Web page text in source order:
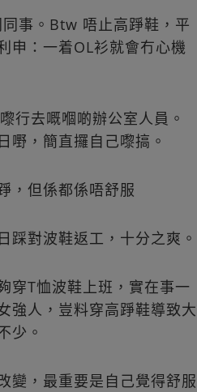
事。Btw 唔止高踭鞋，平
申：一着OL衫就會冇心機
行去嘅嗰啲辦公室人員。
嘢，簡直攞自己嚟搞。
，但係都係唔舒服
踩對波鞋返工，十分之爽。
穿T恤波鞋上班，實在事一
強人，豈料穿高踭鞋導致大
少。
變，最重要是自己覺得舒服